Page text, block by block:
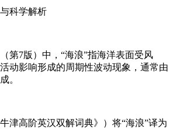
科学解析
第7版）中，“海浪”指海洋表面受风
动影响形成的周期性波动现象，通常由
。
津高阶英汉双解词典》）将“海浪”译为